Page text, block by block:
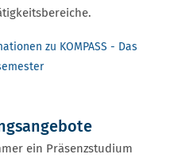
zu KOMPASS - Das
ein Präsenzstudium